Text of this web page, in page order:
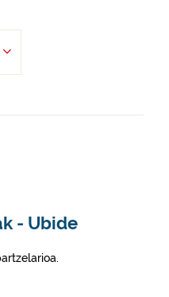
- Ubide